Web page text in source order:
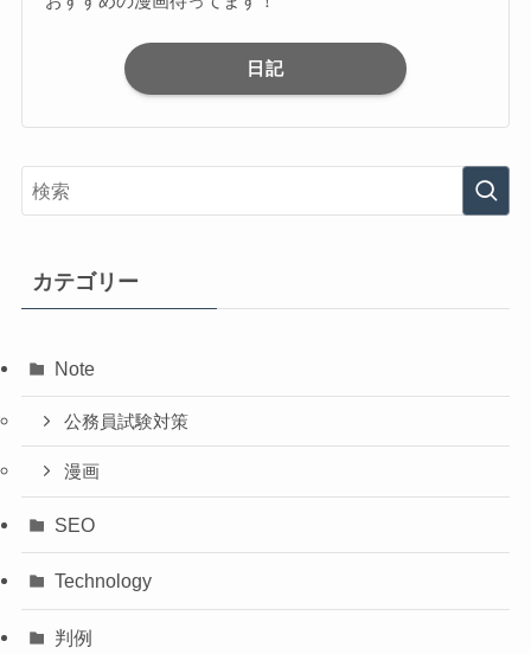
日記
カテゴリー
Note
公務員試験対策
漫画
SEO
Technology
判例